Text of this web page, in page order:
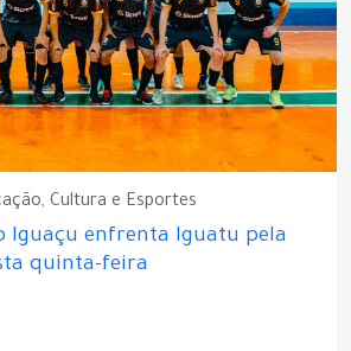
Cultura e Esportes
Iguaçu enfrenta Iguatu pela
quinta-feira